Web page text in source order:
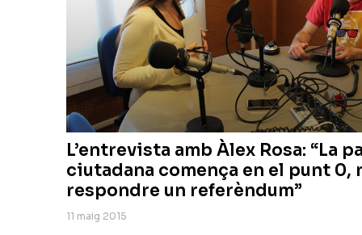
L’entrevista amb Àlex Rosa: “La
ciutadana comença en el punt 0,
respondre un referèndum”
11 maig 2015